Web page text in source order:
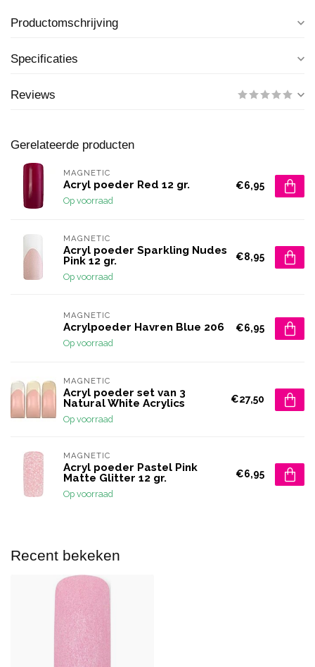
Productomschrijving
Specificaties
Reviews
Gerelateerde producten
MAGNETIC
Acryl poeder Red 12 gr.
Op voorraad
€6,95
MAGNETIC
Acryl poeder Sparkling Nudes
Pink 12 gr.
Op voorraad
€8,95
MAGNETIC
Acrylpoeder Havren Blue 206
Op voorraad
€6,95
MAGNETIC
Acryl poeder set van 3
Natural White Acrylics
Op voorraad
€27,50
MAGNETIC
Acryl poeder Pastel Pink
Matte Glitter 12 gr.
Op voorraad
€6,95
Recent bekeken